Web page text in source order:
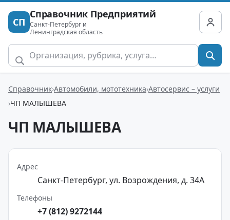
СП
Справочник Предприятий
Санкт-Петербург и
Ленинградская область
Справочник Автомобили, мототехника Автосервис – услуги
ЧП МАЛЫШЕВА
ЧП МАЛЫШЕВА
Адрес
Санкт-Петербург, ул. Возрождения, д. 34А
Телефоны
+7 (812) 9272144